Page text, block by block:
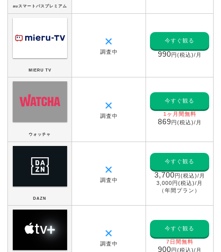
auスマートパスプレミアム
MIERU TV
✕
調査中
今すぐ観る
990円(税込)/月
ウォッチャ
✕
調査中
今すぐ観る
1ヶ月間無料
869円(税込)/月
DAZN
✕
調査中
今すぐ観る
3,700円(税込)/月
3,000円(税込)/月
（年間プラン）
✕
調査中
今すぐ観る
7日間無料
900円(税込)/月